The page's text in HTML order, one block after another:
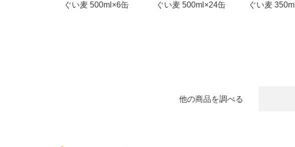
ぐい麦 500ml×6缶 ぐい麦 500ml×24缶 ぐい麦 350ml
他の商品を調べる